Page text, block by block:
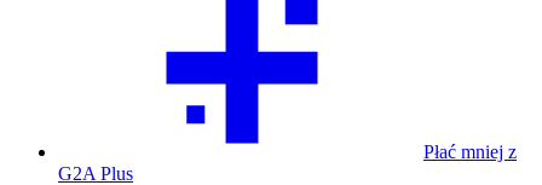
Płać mniej z
G2A Plus